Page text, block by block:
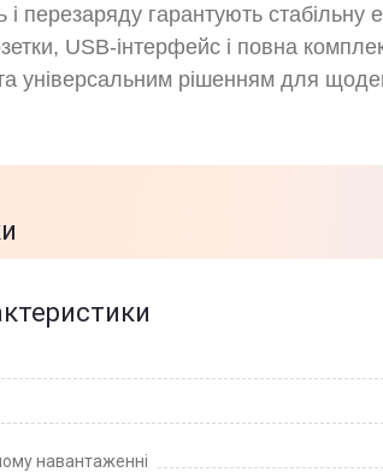
перезаряду гарантують стабільну
USB-інтерфейс і повна
універсальним рішенням для
навантаженні